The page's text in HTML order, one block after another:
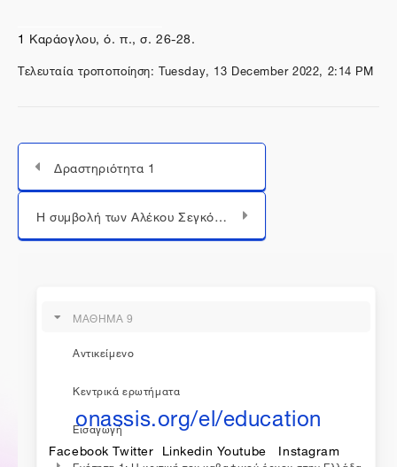
1 Καράογλου, ό. π., σ. 26-28.
Τελευταία τροποποίηση: Tuesday, 13 December 2022, 2:14 PM
Δραστηριότητα 1
Μεταπήδηση σε...
Η συμβολή των Αλέκου Σεγκόπουλου και Ρίκας Σεγκοπούλου
ΜΑΘΗΜΑ 9
Αντικείμενο
Κεντρικά ερωτήματα
Εισαγωγή
η εκπαίδευση συνεχίζεται...
onassis.org/el/education
Facebook Twitter Linkedin Youtube Instagram